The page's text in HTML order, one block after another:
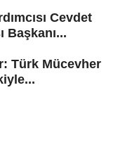
Cevdet
Başkanı...
Türk Mücevher